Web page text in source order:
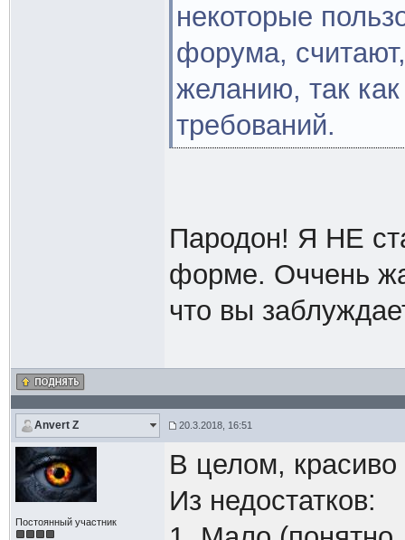
некоторые
форума,
желанию, так
требований.
Пародон! Я НЕ
форме. Оччень
что вы
Anvert Z 20.3.2018, 16:51
Постоянный участник
В целом, красиво
Из недостатков: